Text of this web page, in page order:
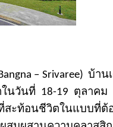
– Srivaree)บ้าน
ในวันที่ 18-19 ตุลาคม
สะท้อนชีวิตในแบบที่ต้